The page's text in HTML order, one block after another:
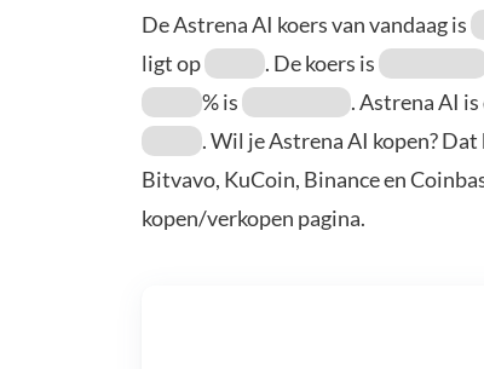
De Astrena AI koers van vandaag is
ligt op
. De koers is
% is
. Astrena AI
. Wil je Astrena AI kopen?
Bitvavo, KuCoin, Binance en
kopen/verkopen pagina.